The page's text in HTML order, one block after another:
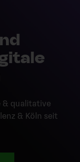
qualitative
& Köln seit